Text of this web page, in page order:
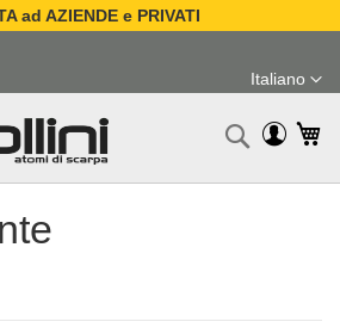
ad AZIENDE e PRIVATI
contenuto
Lingua
Italiano